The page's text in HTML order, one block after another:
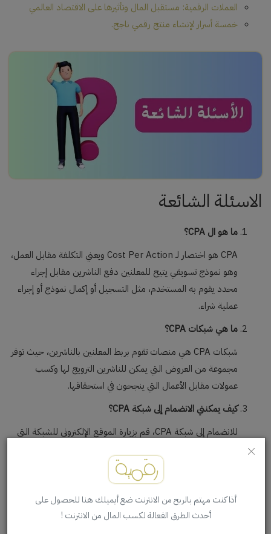
أذا كنت مهتم بالربح من الانترنت ضع أيميلك هنا للحصول على
أحدث الطرق الفعالة لكسب المال من الانترنت !
العملات الرقمية: مستقبل المال وتأثيرها على الاقتصاد العالمي
خمسة أسرار لإنشاء منتج رقمي ناجح.
الاسئلة الشائعة
ما هو ال CPA؟
CPA هو اختصار لـ Cost Per Action ويعني التكلفة مقابل العمل،
وهو نموذج تسويقي يتيح للمعلنين دفع الناشرين مقابل إجراء
محدد يقوم به المستخدم، مثل التسجيل أو إكمال نموذج أو إجراء
عملية شراء.
ما هي شبكات CPA؟
شبكات CPA هي منصات تقوم بربط المعلنين بالناشرين، حيث توفر
مجموعة من العروض التي يمكن للناشرين الترويج لها وكسب
عمولات مقابل الأعمال التي ينجحون في استحقاقها.
كيف يمكنني الانضمام إلى شبكة CPA؟
للانضمام إلى شبكة CPA، قم بزيارة الموقع الإلكتروني للشبكة التي
الشبكات معلومات إضافية أو الموافقة على طلبك قبل البدء.
تتضمن العروض المتاحة في شبكات CPA تنزيلات البرامج